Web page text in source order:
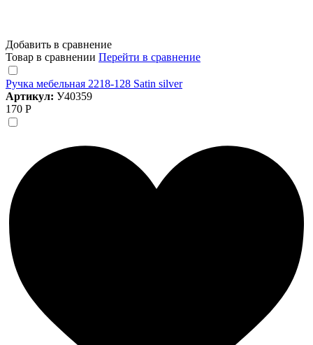
Добавить в сравнение
Товар в сравнении Перейти в сравнение
Ручка мебельная 2218-128 Satin silver
Артикул: У40359
170 Р